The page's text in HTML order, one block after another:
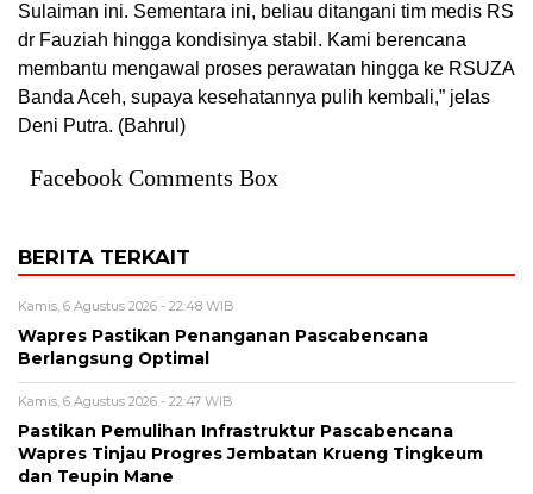
Sulaiman ini. Sementara ini, beliau ditangani tim medis RS
dr Fauziah hingga kondisinya stabil. Kami berencana
membantu mengawal proses perawatan hingga ke RSUZA
Banda Aceh, supaya kesehatannya pulih kembali,” jelas
Deni Putra. (Bahrul)
Facebook Comments Box
BERITA TERKAIT
Kamis, 6 Agustus 2026 - 22:48 WIB
Wapres Pastikan Penanganan Pascabencana
Berlangsung Optimal
Kamis, 6 Agustus 2026 - 22:47 WIB
Pastikan Pemulihan Infrastruktur Pascabencana
Wapres Tinjau Progres Jembatan Krueng Tingkeum
dan Teupin Mane